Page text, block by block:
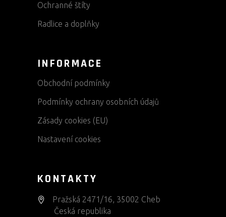
Ochranné štíty
Radlice a doplňky
INFORMACE
Obchodní podmínky
Podmínky ochrany osobních údajů
Zásady cookies (EU)
Nastavení cookies
KONTAKTY
Pražská 2471/16, 35002 Cheb
Česká republika